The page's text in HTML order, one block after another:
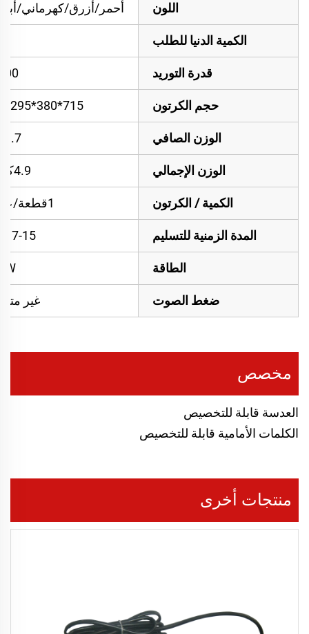
اللون أحمر/أزرق/كهرماني/
الكمية الدنيا للطلب
قدرة التوريد
حجم الكرتون 715*380*295ملم
الوزن الصافي 3.7كغ
الوزن الإجمالي 4.9كجم
الكمية / الكرتون 1قطعة/علبة
المدة الزمنية للتسليم 7-15 أيام
الطاقة
ضغط الصوت غير
مخصص
العدسة قابلة للتخصيص
الكلمات الأمامية قابلة للتخصيص
منتجات أخرى